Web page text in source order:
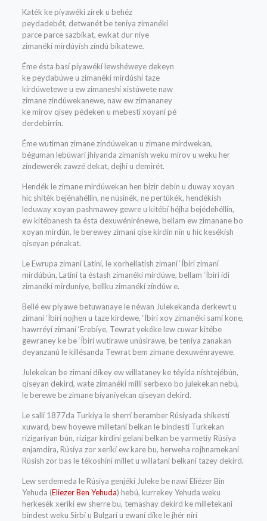
Katék ke píyawékí zírek u behéz
peydadebét, detwanét be teníya zimanékí
parce parce sazbikat, ewkat dur níye
zimanékí mirdúyísh zíndú bikatewe.
Éme ésta basí píyawékí lewshéweye dekeyn
ke peydabúwe u zimanékí mirdúshí taze
kirdúwetewe u ew zimaneshí xistúwete naw
zimane zindúwekanewe, naw ew zimananey
ke mirov qisey pédeken u mebestí xoyaní pé
derdebirrin.
Éme wutiman zimane zíndúwekan u zimane mirdwekan,
béguman lebúwarí jhíyanda zimanísh weku mirov u weku her
zíndewerék zawzé dekat, dejhí u demirét.
Hendék le zimane mirdúwekan hen bizir debin u duway xoyan
híc shiték bejénahéllin, ne núsínék, ne pertúkék, hendékísh
leduway xoyan pashmawey gewre u kitébí héjha bejédehéllin,
ew kitébanesh ta ésta dexuwénirénewe, bellam ew zimanane bo
xoyan mirdún, le berewey zimaní qise kirdin nín u híc kesékísh
qiseyan pénakat.
Le Ewrupa zimaní Latíní, le xorhellatísh zimaní ‘Íbirí zimaní
mirdúbún, Latíní ta éstash zimanékí mirdúwe, bellam ‘Íbirí ídí
zimanékí mirduníye, bellku zimanékí zíndúw e.
Bellé ew píyawe betuwanaye le néwan Julekekanda derkewt u
zimaní ‘Íbirí nojhen u taze kirdewe, ‘Íbirí xoy zimanékí samí kone,
hawrréyí zimaní ‘Erebíye, Tewrat yekéke lew cuwar kitébe
gewraney ke be ‘Íbirí wutirawe unúsirawe, be teníya zanakan
deyanzanú le killésanda Tewrat bem zimane dexuwénrayewe.
Julekekan be zimaní díkey ew willataney ke téyída níshtejébún,
qiseyan dekird, wate zimanékí míllí serbexo bo julekekan nebú,
le berewe be zimane bíyaníyekan qiseyan dekird.
Le sallí 1877da Turkíya le sherrí beramber Rúsíyada shikestí
xuward, bew hoyewe mílletaní belkan le bindestí Turkekan
rizigaríyan bún, rizigar kirdiní gelaní belkan be yarmetíy Rúsíya
enjamdira, Rúsíya zor xeríkí ew kare bu, herweha rojhnamekaní
Rúsísh zor bas le tékoshíní míllet u willataní belkaní tazey dekird.
Lew serdemeda le Rúsíya genjékí Juleke be nawí Elíézer Bin
Yehuda (Eliezer Ben Yehuda) hebú, kurrekey Yehuda weku
herkesék xeríkí ew sherre bu, temashay dekird ke mílletekaní
bindest weku Sirbí u Bulgarí u ewaní díke le jhér nírí